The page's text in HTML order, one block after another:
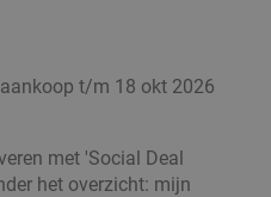
t/m 18 okt 2026
met 'Social Deal
het overzicht: mijn